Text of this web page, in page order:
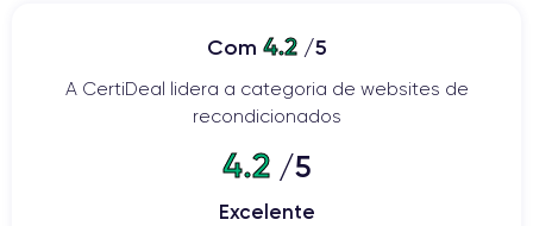
Com 4.2/5
A CertiDeal lidera a categoria de websites de
recondicionados
4.2/5
Excelente